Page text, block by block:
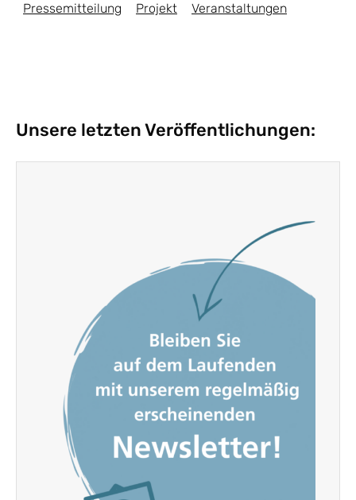
Pressemitteilung Projekt Veranstaltungen
Unsere letzten Veröffentlichungen: